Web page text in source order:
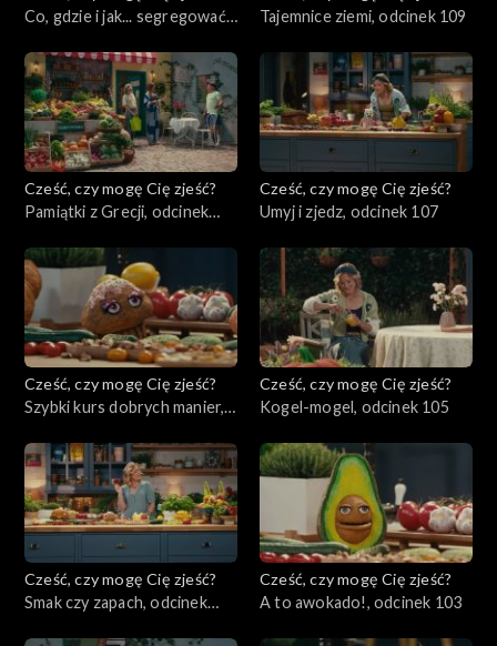
Co, gdzie i jak... segregować?,
Tajemnice ziemi, odcinek 109
Cześć, czy mogę Cię zjeść?
Pamiątki z Grecji, odcinek
Cześć, czy mogę Cię zjeść?
Umyj i zjedz, odcinek 107
Cześć, czy mogę Cię zjeść?
Szybki kurs dobrych manier,
Cześć, czy mogę Cię zjeść?
Kogel-mogel, odcinek 105
Cześć, czy mogę Cię zjeść?
Smak czy zapach, odcinek
Cześć, czy mogę Cię zjeść?
A to awokado!, odcinek 103